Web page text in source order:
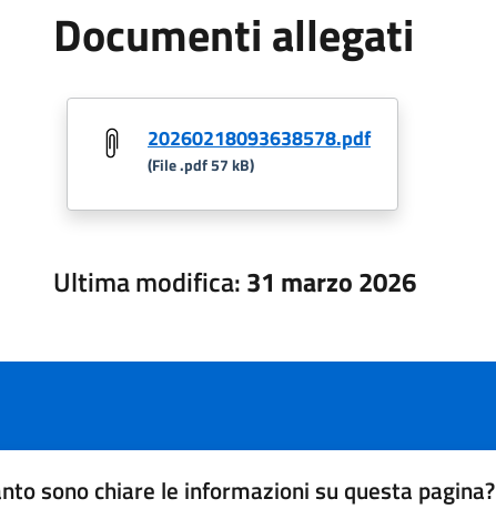
Documenti allegati
20260218093638578.pdf
(File .pdf 57 kB)
Ultima modifica:31 marzo 2026
sono chiare le informazioni su questa pagina?